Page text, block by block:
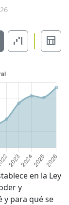
waterfall_chart table_chart
en la Ley
y
y para qué se